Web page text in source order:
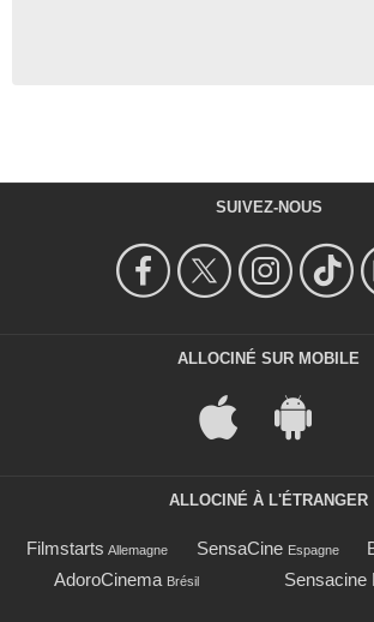
SUIVEZ-NOUS
ALLOCINÉ SUR MOBILE
ALLOCINÉ À L'ÉTRANGER
Filmstarts Allemagne SensaCine Espagne
AdoroCinema Brésil Sensacine